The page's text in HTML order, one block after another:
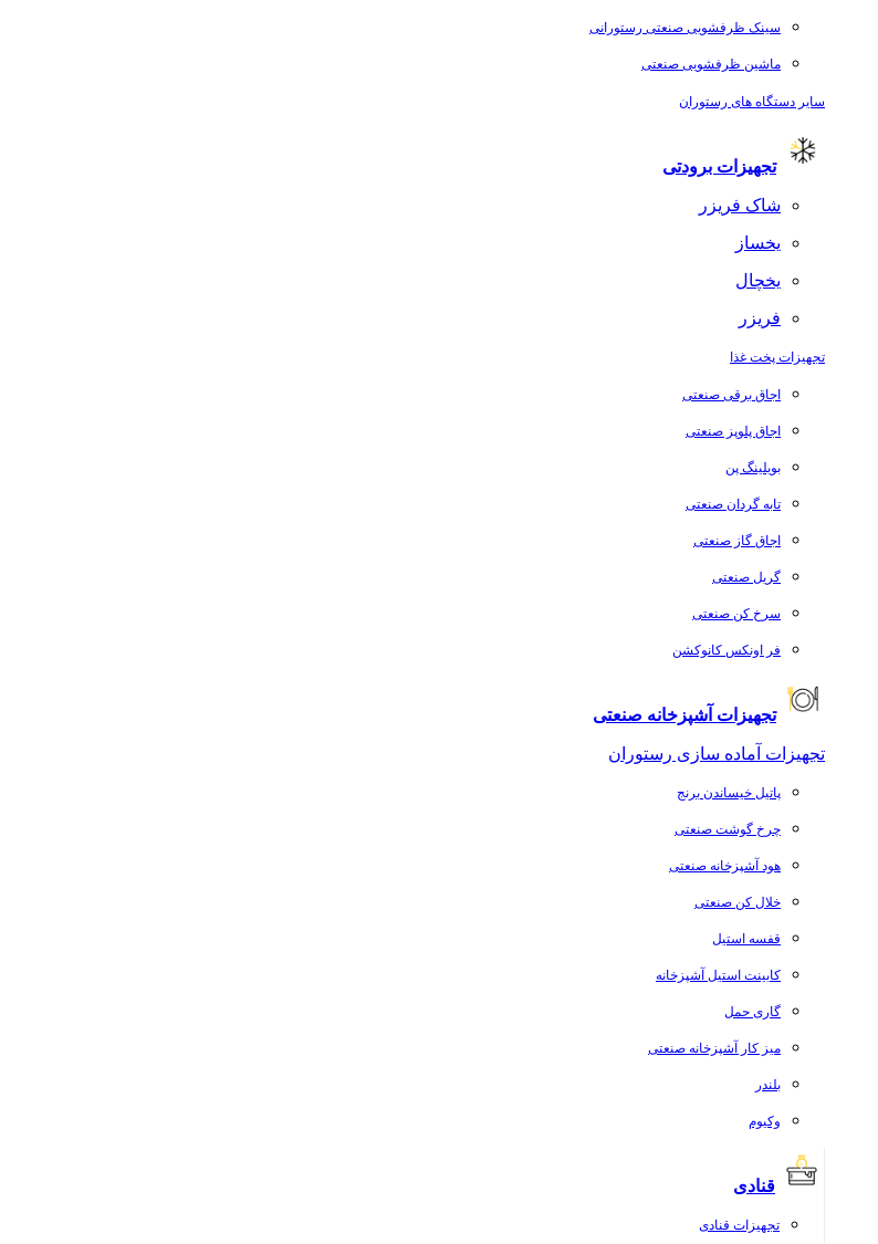
سینک ظرفشویی صنعتی رستورانی
ماشین ظرفشویی صنعتی
سایر دستگاه های رستوران
تجهیزات برودتی
شاک فریزر
یخساز
یخچال
فریزر
تجهیزات پخت غذا
اجاق برقی صنعتی
اجاق پلوپز صنعتی
بویلینگ پن
تابه گردان صنعتی
اجاق گاز صنعتی
گریل صنعتی
سرخ کن صنعتی
فر اونکس کانوکشن
تجهیزات آشپزخانه صنعتی
تجهیزات آماده سازی رستوران
پاتیل خیساندن برنج
چرخ گوشت صنعتی
هود آشپزخانه صنعتی
خلال کن صنعتی
قفسه استیل
کابینت استیل آشپزخانه
گاری حمل
میز کار آشپزخانه صنعتی
بلندر
وکیوم
قنادی
تجهیزات قنادی